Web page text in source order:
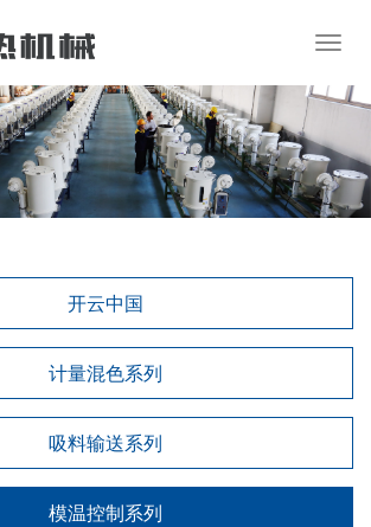
开云中国
计量混色系列
吸料输送系列
模温控制系列